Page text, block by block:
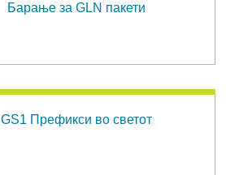
Барање за GLN пакети
GS1 Префикси во светот